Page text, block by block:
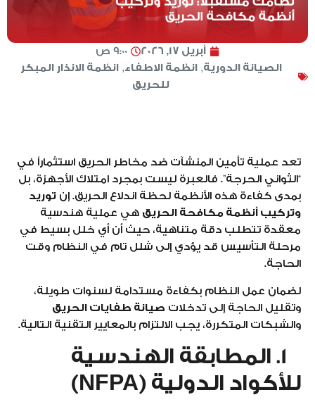
أبريل 17, 2026
9:00 ص
الصيانة الدورية,انظمة الاطفاء,انظمة الانذار المبكر
للحريق
تعد عملية تأمين المنشآت ضد مخاطر الحريق استثماراً في
“الثواني الحرجة”. فالعبرة ليست بمجرد امتلاك الأجهزة، بل
بمدى كفاءة هذه الأنظمة لحظة اندلاع الحريق. إن توريد
وتركيب أنظمة مكافحة الحريق هي عملية هندسية
معقدة تتطلب دقة متناهية، حيث أن أي خلل بسيط في
مرحلة التأسيس قد يؤدي إلى شلل تام في النظام وقت
الحاجة.
لضمان عمل النظام بكفاءة مستدامة لسنوات طويلة،
وتقليل الحاجة إلى تدخلات صيانة طفايات الحريق
والشبكات المتكررة، يجب الالتزام بالمعايير التقنية التالية.
1. المطابقة الهندسية
للأكواد الدولية (NFPA)